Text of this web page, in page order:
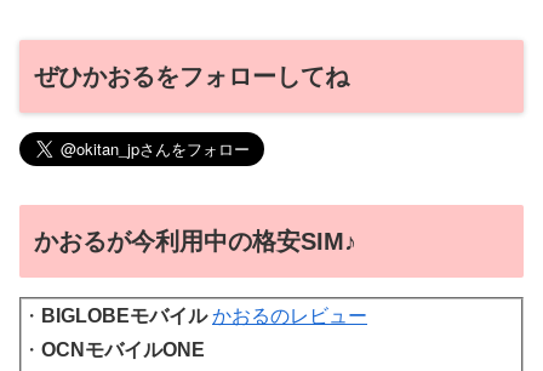
ぜひかおるをフォローしてね
かおるが今利用中の格安SIM♪
・ BIGLOBEモバイル かおるのレビュー
・ OCNモバイルONE